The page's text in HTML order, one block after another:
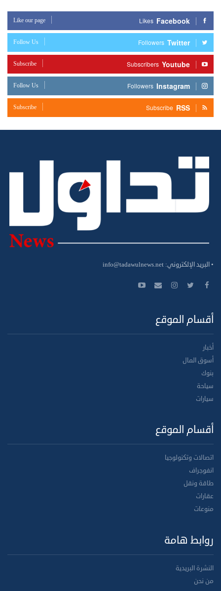
Facebook
Likes
Like our page
Twitter
Followers
Follow Us
Youtube
Subscribers
Subscribe
Instagram
Followers
Follow Us
RSS
Subscribe
Subscribe
• البريد الإلكتروني: info@tadawulnews.net
أقسام الموقع
أخبار
أسوق المال
بنوك
سياحة
سيارات
أقسام الموقع
اتصالات وتكنولوجيا
انفوجراف
طاقة ونقل
عقارات
منوعات
روابط هامة
النشرة البريدية
من نحن